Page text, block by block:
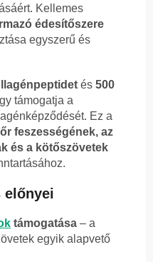
Kellemes
édesítőszere
egyszerű és
és 500
támogatja a
Ez a
feszességének, az
és a kötőszövetek
előnyei
támogatása – a
egyik alapvető